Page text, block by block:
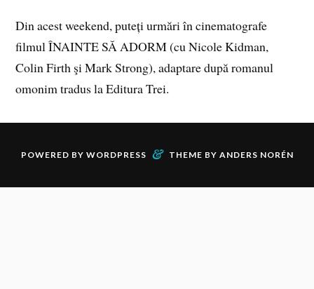
Din acest weekend, puteți urmări în cinematografe
filmul ÎNAINTE SĂ ADORM (cu Nicole Kidman,
Colin Firth şi Mark Strong), adaptare după romanul
omonim tradus la Editura Trei.
POWERED BY WORDPRESS & THEME BY ANDERS NORÉN